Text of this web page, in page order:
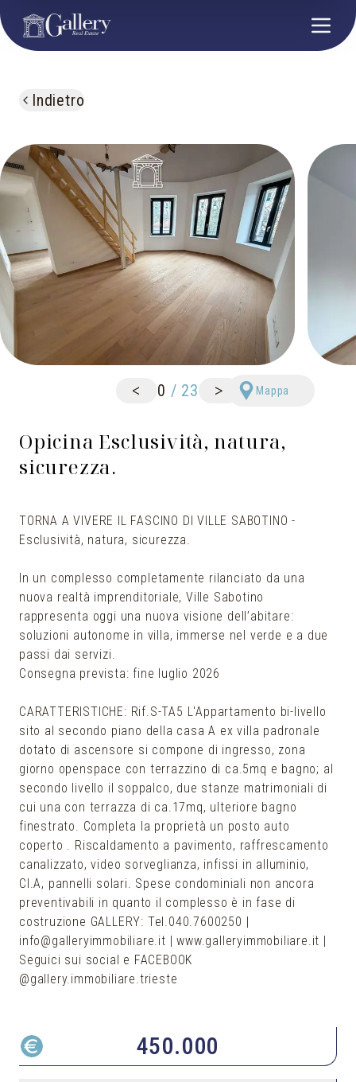
Indietro
< 0 / 23 > Mappa
Opicina Esclusività, natura,
sicurezza.
TORNA A VIVERE IL FASCINO DI VILLE SABOTINO -
Esclusività, natura, sicurezza.
In un complesso completamente rilanciato da una
nuova realtà imprenditoriale, Ville Sabotino
rappresenta oggi una nuova visione dell’abitare:
soluzioni autonome in villa, immerse nel verde e a due
passi dai servizi.
Consegna prevista: fine luglio 2026
CARATTERISTICHE: Rif.S-TA5 L'Appartamento bi-livello
sito al secondo piano della casa A ex villa padronale
dotato di ascensore si compone di ingresso, zona
giorno openspace con terrazzino di ca.5mq e bagno; al
secondo livello il soppalco, due stanze matrimoniali di
cui una con terrazza di ca.17mq, ulteriore bagno
finestrato. Completa la proprietà un posto auto
coperto . Riscaldamento a pavimento, raffrescamento
canalizzato, video sorveglianza, infissi in alluminio,
Cl.A, pannelli solari. Spese condominiali non ancora
preventivabili in quanto il complesso è in fase di
costruzione GALLERY: Tel.040.7600250 |
info@galleryimmobiliare.it | www.galleryimmobiliare.it |
Seguici sui social e FACEBOOK
450.000